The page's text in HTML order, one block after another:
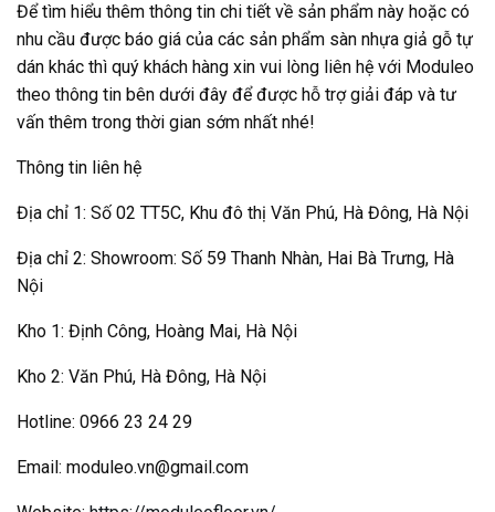
Để tìm hiểu thêm thông tin chi tiết về sản phẩm này hoặc có
nhu cầu được báo giá của các sản phẩm sàn nhựa giả gỗ tự
dán khác thì quý khách hàng xin vui lòng liên hệ với Moduleo
theo thông tin bên dưới đây để được hỗ trợ giải đáp và tư
vấn thêm trong thời gian sớm nhất nhé!
Thông tin liên hệ
Địa chỉ 1: Số 02 TT5C, Khu đô thị Văn Phú, Hà Đông, Hà Nội
Địa chỉ 2: Showroom: Số 59 Thanh Nhàn, Hai Bà Trưng, Hà
Nội
Kho 1: Định Công, Hoàng Mai, Hà Nội
Kho 2: Văn Phú, Hà Đông, Hà Nội
Hotline: 0966 23 24 29
Email: moduleo.vn@gmail.com